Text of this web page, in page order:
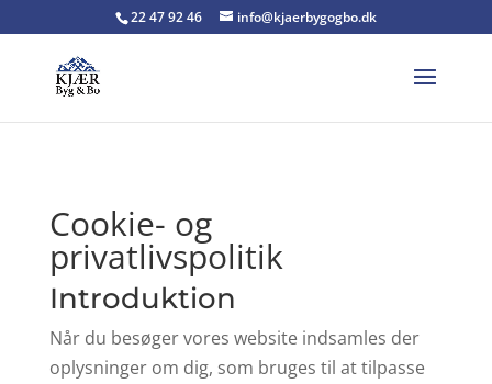
22 47 92 46 info@kjaerbygogbo.dk
Cookie- og
privatlivspolitik
Introduktion
Når du besøger vores website indsamles der
oplysninger om dig, som bruges til at tilpasse